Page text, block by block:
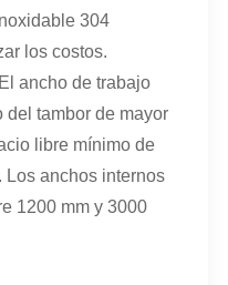
304
los costos.
El ancho de trabajo
del tambor de mayor
libre mínimo de
Los anchos internos
1200 mm y 3000